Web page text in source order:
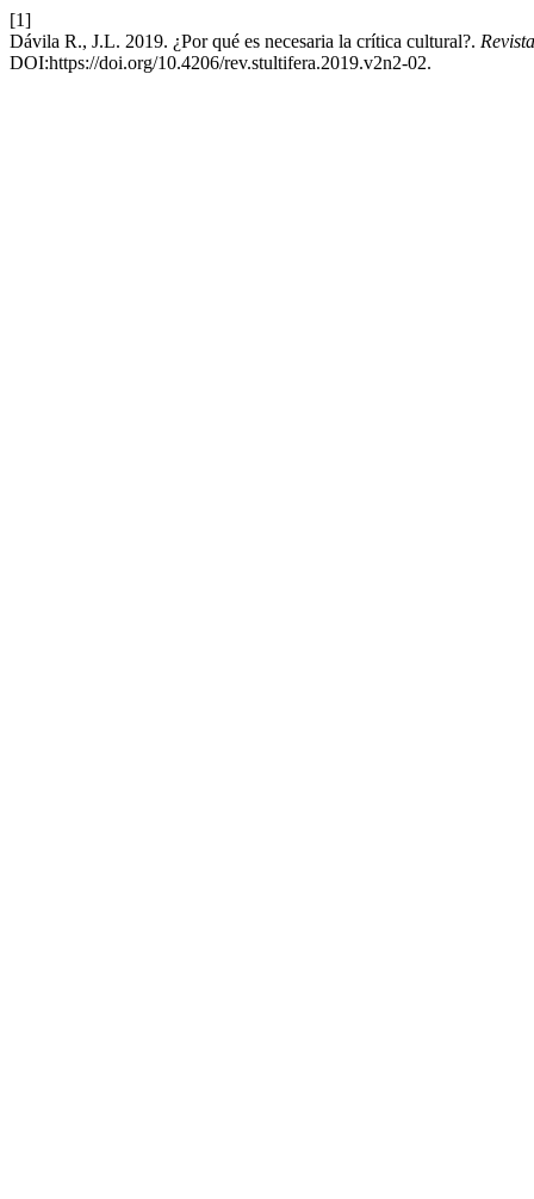
[1]
Dávila R., J.L. 2019. ¿Por qué es necesaria la crítica cultural?.
DOI:https://doi.org/10.4206/rev.stultifera.2019.v2n2-02.